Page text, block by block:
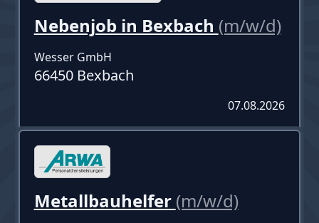
Nebenjob in Bexbach (m/w/d)
Wesser GmbH
66450 Bexbach
07.08.2026
Metallbauhelfer (m/w/d)